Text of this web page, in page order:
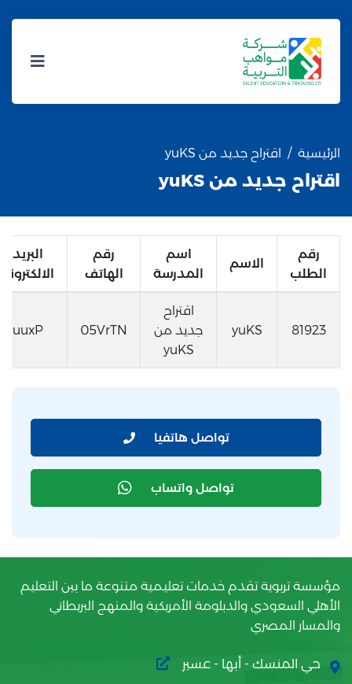
الرئيسية اقتراح جديد من yuKS
اقتراح جديد من yuKS
رقم
الطلب
الاسم
اسم
المدرسة
رقم
الهاتف
البريد
الالكتروني
81923
yuKS
اقتراح
جديد من
yuKS
05VrTN
uuxP
تواصل هاتفيا
تواصل واتساب
مؤسسة تربوية تقدم خدمات تعليمية متنوعة ما بين التعليم
الأهلي السعودي والدبلومة الأمريكية والمنهج البريطاني
والمسار المصري
حي المنسك - أبها - عسير